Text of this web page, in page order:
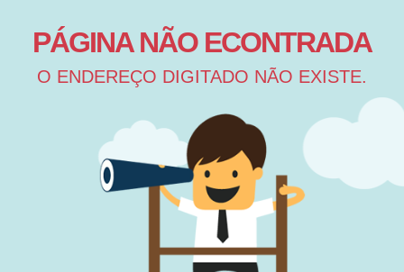
PÁGINA NÃO ECONTRADA
O ENDEREÇO DIGITADO NÃO EXISTE.